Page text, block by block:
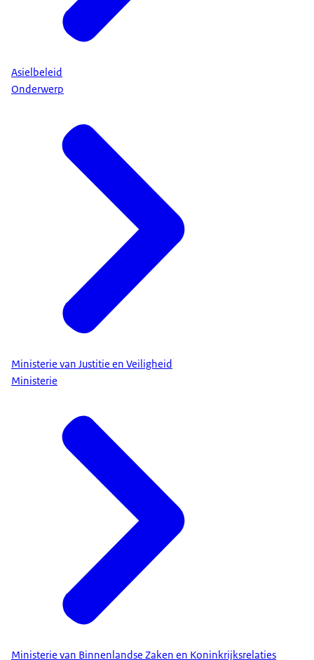
Asielbeleid
Onderwerp
Ministerie van Justitie en Veiligheid
Ministerie
Ministerie van Binnenlandse Zaken en Koninkrijksrelaties